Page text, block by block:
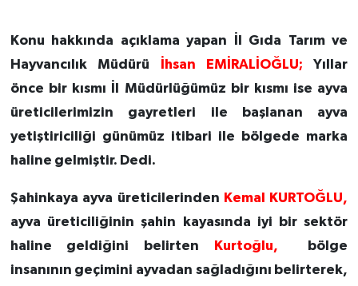
Konu hakkında açıklama yapan İl Gıda Tarım ve
Hayvancılık Müdürü
İhsan EMİRALİOĞLU;Yıllar
önce bir kısmı İl Müdürlüğümüz bir kısmı ise ayva
üreticilerimizin gayretleri ile başlanan ayva
yetiştiriciliği günümüz itibari ile bölgede marka
haline gelmiştir. Dedi.
Şahinkaya ayva üreticilerinden Kemal KURTOĞLU,
ayva üreticiliğinin şahin kayasında iyi bir sektör
haline geldiğini belirten
Kurtoğlu,
bölge
insanının geçimini ayvadan sağladığını belirterek,